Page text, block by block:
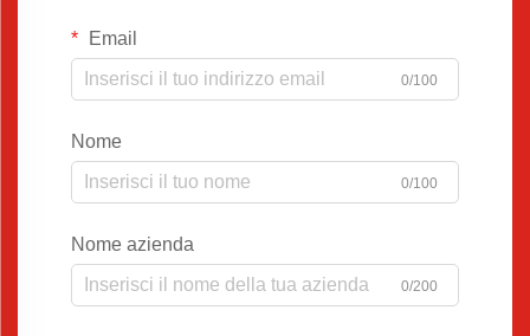
Email
0/100
Nome
0/100
Nome azienda
0/200